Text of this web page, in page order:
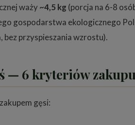
waży~4,5 kg (porcja na 6-8
gospodarstwa ekologicznego
przyspieszania wzrostu).
— 6 kryteriów zakupu
gęsi: